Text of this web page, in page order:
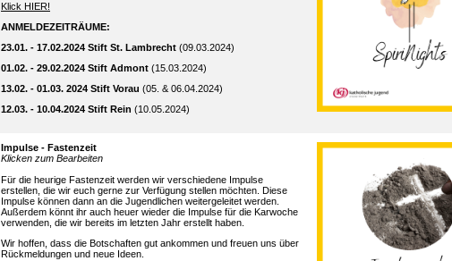
Klick HIER!
ANMELDEZEITRÄUME:
23.01. - 17.02.2024 Stift St. Lambrecht (09.03.2024)
01.02. - 29.02.2024 Stift Admont (15.03.2024)
13.02. - 01.03. 2024 Stift Vorau (05. & 06.04.2024)
12.03. - 10.04.2024 Stift Rein (10.05.2024)
Impulse - Fastenzeit
Klicken zum Bearbeiten
Für die heurige Fastenzeit werden wir verschiedene Impulse
erstellen, die wir euch gerne zur Verfügung stellen möchten. Diese
Impulse können dann an die Jugendlichen weitergeleitet werden.
Außerdem könnt ihr auch heuer wieder die Impulse für die Karwoche
verwenden, die wir bereits im letzten Jahr erstellt haben.
Wir hoffen, dass die Botschaften gut ankommen und freuen uns über
Rückmeldungen und neue Ideen.